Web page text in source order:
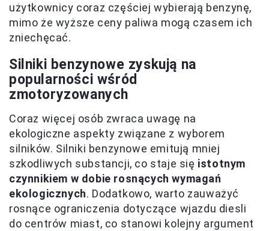
użytkownicy coraz częściej wybierają benzynę,
mimo że wyższe ceny paliwa mogą czasem ich
zniechęcać.
Silniki benzynowe zyskują na
popularności wśród
zmotoryzowanych
Coraz więcej osób zwraca uwagę na
ekologiczne aspekty związane z wyborem
silników. Silniki benzynowe emitują mniej
szkodliwych substancji, co staje się istotnym
czynnikiem w dobie rosnących wymagań
ekologicznych. Dodatkowo, warto zauważyć
rosnące ograniczenia dotyczące wjazdu diesli
do centrów miast, co stanowi kolejny argument